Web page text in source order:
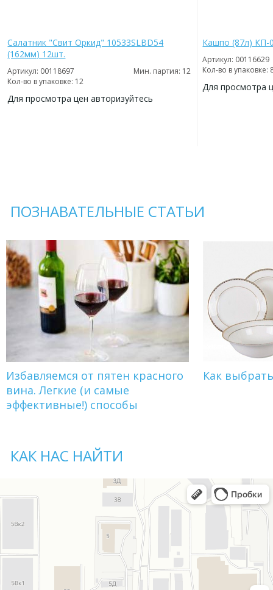
Салатник "Свит Оркид" 10533SLBD54
(162мм) 12шт.
Артикул: 00118697
Мин. партия: 12
Кол-во в упаковке: 12
Для просмотра цен авторизуйтесь
Кашпо (87л) КП-
Артикул: 00116629
Кол-во в упаковке:
Для просмотра
ПОЗНАВАТЕЛЬНЫЕ СТАТЬИ
Избавляемся от пятен красного
вина. Легкие (и самые
эффективные!) способы
Как
КАК НАС НАЙТИ